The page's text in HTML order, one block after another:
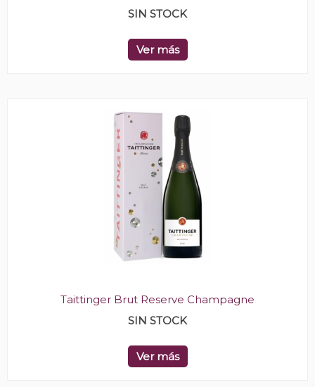
SIN STOCK
Ver más
Taittinger Brut Reserve Champagne
SIN STOCK
Ver más